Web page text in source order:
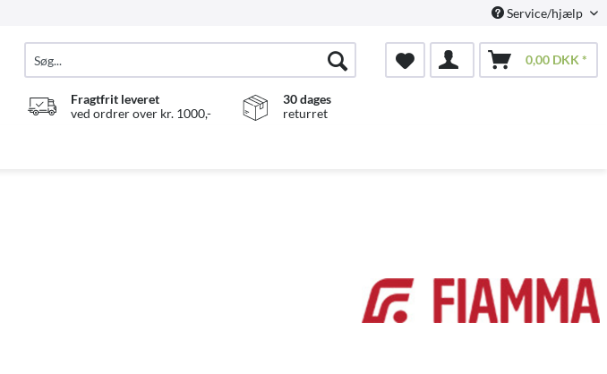
Service/hjælp
0,00 DKK *
Fragtfrit leveret
ved ordrer over kr. 1000,-
30 dages
returret